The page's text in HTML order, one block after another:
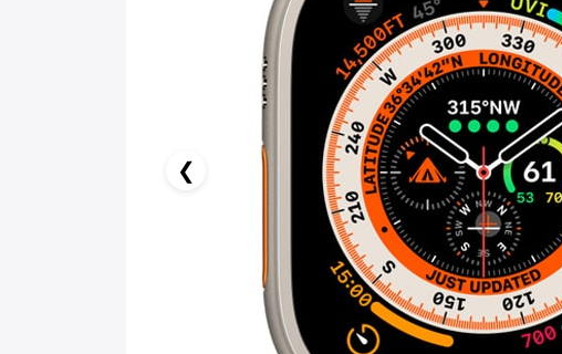
❮
birbank kartı ilə 18 aya faizsiz ödə!